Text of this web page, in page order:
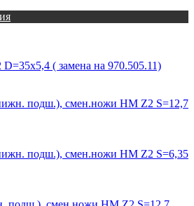
( замена на 970.505.11)
подш.), смен.ножи HM Z2 S=12,7
подш.), смен.ножи HM Z2 S=6,35